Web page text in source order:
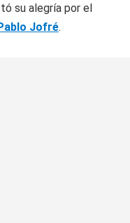
su alegría por el
Jofré.